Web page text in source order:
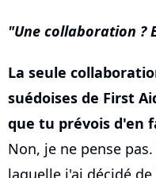
Une collaboration ?
La seule
suédoises de First
que tu prévois d'en
Non, je ne pense
laquelle j'ai décidé